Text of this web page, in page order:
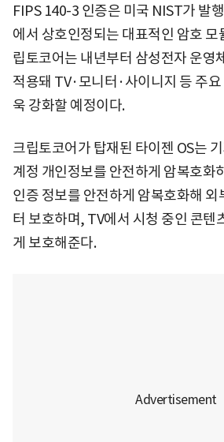
FIPS 140-3 인증은 미국 NIST가 발
에서 상호인정되는 대표적인 암호 모
립토코어는 내년부터 삼성전자 운영
적용돼 TV·모니터·사이니지 등 주
욱 강화할 예정이다.
크립토코어가 탑재된 타이젠 OS는
계정 개인정보를 안전하게 암복호화
인증 정보를 안전하게 암복호화해 외
터 보호하며, TV에서 시청 중인 콘텐
게 보호해준다.